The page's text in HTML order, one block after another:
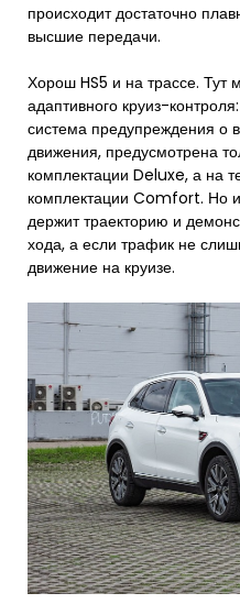
происходит достаточно
высшие передачи.
Хорош HS5 и на трассе. Тут
адаптивного круиз-
система предупреждения о
движения, предусмотрена
комплектации Deluxe, а на
комплектации Comfort. Но
держит траекторию и
хода, а если трафик не
движение на круизе.